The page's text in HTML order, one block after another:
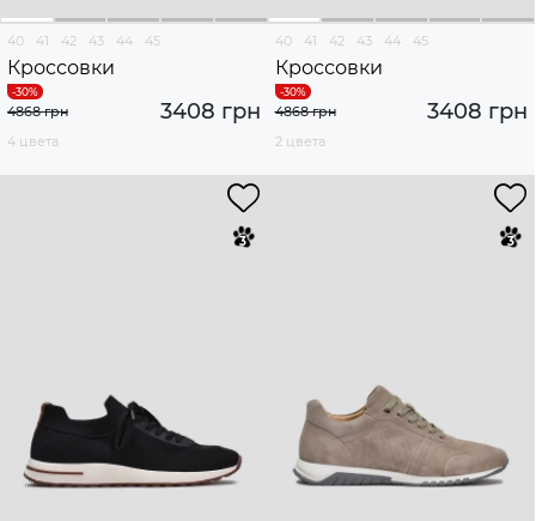
40 41 42 43 44 45
Кроссовки
3408 грн
4868 грн
4 цвета
40 41 42 43 44 45
Кроссовки
3408 грн
4868 грн
2 цвета